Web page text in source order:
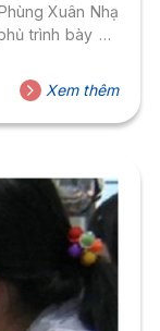
Xuân Nhạ
trình bày Tờ
Giáo dục Việt
hội, Phó giáo
Xem thêm